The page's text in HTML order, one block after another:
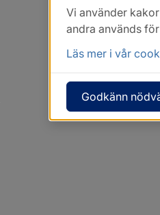
Vi använder
andra används
Läs mer i vår
Godkänn